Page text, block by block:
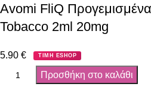
Avomi FliQ
Tobacco 2ml 20mg
5.90 € ΤΙΜΗ ESHOP
Προσθήκη στο καλάθι